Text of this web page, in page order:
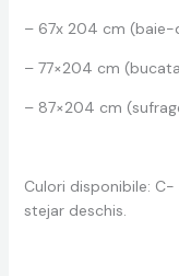
– 67x 204 cm (baie-
– 77×204 cm
– 87×204 cm
Culori disponibile:
stejar deschis.